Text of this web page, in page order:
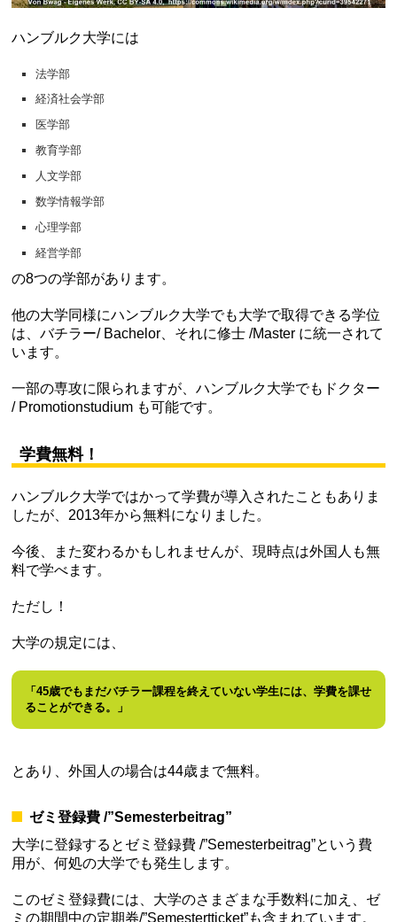
ハンブルク大学には
法学部
経済社会学部
医学部
教育学部
人文学部
数学情報学部
心理学部
経営学部
の8つの学部があります。
他の大学同様にハンブルク大学でも大学で取得できる学位
は、バチラー/ Bachelor、それに修士 /Master に統一されて
います。
一部の専攻に限られますが、ハンブルク大学でもドクター
/ Promotionstudium も可能です。
学費無料！
ハンブルク大学ではかって学費が導入されたこともありま
したが、2013年から無料になりました。
今後、また変わるかもしれませんが、現時点は外国人も無
料で学べます。
ただし！
大学の規定には、
「45歳でもまだバチラー課程を終えていない学生には、学費を課せ
ることができる。」
とあり、外国人の場合は44歳まで無料。
ゼミ登録費 /”Semesterbeitrag”
大学に登録するとゼミ登録費 /”Semesterbeitrag”という費
用が、何処の大学でも発生します。
このゼミ登録費には、大学のさまざまな手数料に加え、ゼ
ミの期間中の定期券/”Semestertticket”も含まれています。